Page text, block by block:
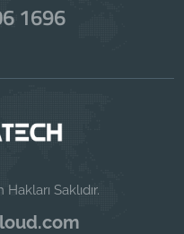
1696
Saklıdır.